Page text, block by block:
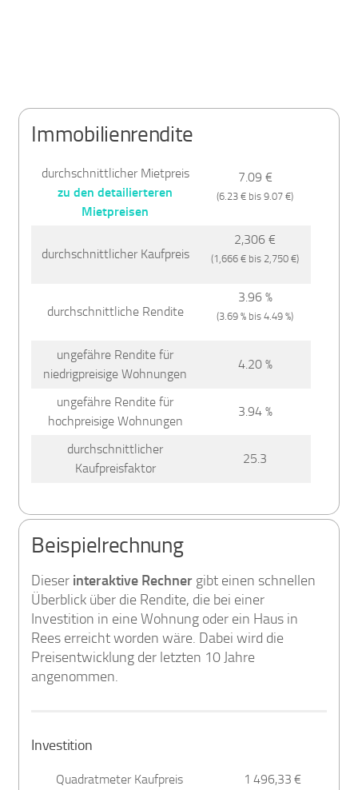
Immobilienrendite
durchschnittlicher Mietpreis
zu den detailierteren
Mietpreisen
7.09 €
(6.23 € bis 9.07 €)
durchschnittlicher Kaufpreis
2,306 €
(1,666 € bis 2,750 €)
durchschnittliche Rendite
3.96 %
(3.69 % bis 4.49 %)
ungefähre Rendite für
niedrigpreisige Wohnungen
4.20 %
ungefähre Rendite für
hochpreisige Wohnungen
3.94 %
durchschnittlicher
Kaufpreisfaktor
25.3
Beispielrechnung
Dieser interaktive Rechner gibt einen schnellen
Überblick über die Rendite, die bei einer
Investition in eine Wohnung oder ein Haus in
Rees erreicht worden wäre. Dabei wird die
Preisentwicklung der letzten 10 Jahre
angenommen.
Investition
Quadratmeter Kaufpreis
1 496,33 €